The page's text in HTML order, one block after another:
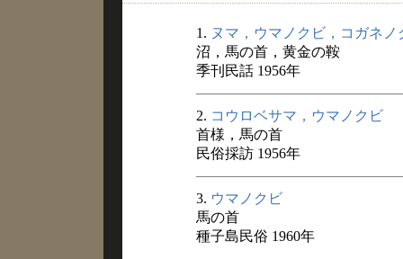
1. ヌマ，ウマノクビ，コガネノ
沼，馬の首，黄金の鞍
季刊民話 1956年
2. コウロベサマ，ウマノクビ
首様，馬の首
民俗採訪 1956年
3. ウマノクビ
馬の首
種子島民俗 1960年